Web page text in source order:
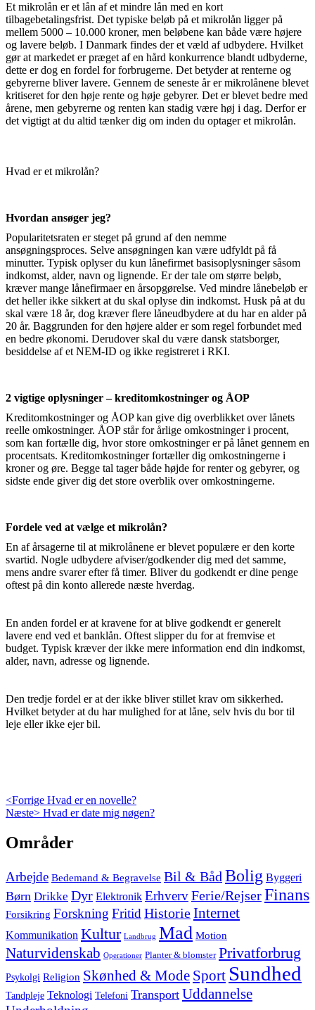
Et mikrolån er et lån af et mindre lån med en kort
tilbagebetalingsfrist. Det typiske beløb på et mikrolån ligger på
mellem 5000 – 10.000 kroner, men beløbene kan både være højere
og lavere beløb. I Danmark findes der et væld af udbydere. Hvilket
gør at markedet er præget af en hård konkurrence blandt udbyderne,
dette er dog en fordel for forbrugerne. Det betyder at renterne og
gebyrerne bliver lavere. Gennem de seneste år er mikrolånene blevet
kritiseret for den høje rente og høje gebyrer. Det er blevet bedre med
årene, men gebyrerne og renten kan stadig være høj i dag. Derfor er
det vigtigt at du altid tænker dig om inden du optager et mikrolån.
Hvad er et mikrolån?
Hvordan ansøger jeg?
Popularitetsraten er steget på grund af den nemme
ansøgningsproces. Selve ansøgningen kan være udfyldt på få
minutter. Typisk oplyser du kun lånefirmet basisoplysninger såsom
indkomst, alder, navn og lignende. Er der tale om større beløb,
kræver mange lånefirmaer en årsopgørelse. Ved mindre lånebeløb er
det heller ikke sikkert at du skal oplyse din indkomst. Husk på at du
skal være 18 år, dog kræver flere låneudbydere at du har en alder på
20 år. Baggrunden for den højere alder er som regel forbundet med
en bedre økonomi. Derudover skal du være dansk statsborger,
besiddelse af et NEM-ID og ikke registreret i RKI.
2 vigtige oplysninger – kreditomkostninger og ÅOP
Kreditomkostninger og ÅOP kan give dig overblikket over lånets
reelle omkostninger. ÅOP står for årlige omkostninger i procent,
som kan fortælle dig, hvor store omkostninger er på lånet gennem en
procentsats. Kreditomkostninger fortæller dig omkostningerne i
kroner og øre. Begge tal tager både højde for renter og gebyrer, og
sidste ende giver dig det store overblik over omkostningerne.
Fordele ved at vælge et mikrolån?
En af årsagerne til at mikrolånene er blevet populære er den korte
svartid. Nogle udbydere afviser/godkender dig med det samme,
mens andre svarer efter få timer. Bliver du godkendt er dine penge
oftest på din konto allerede næste hverdag.
En anden fordel er at kravene for at blive godkendt er generelt
lavere end ved et banklån. Oftest slipper du for at fremvise et
budget. Typisk kræver der ikke mere information end din indkomst,
alder, navn, adresse og lignende.
Den tredje fordel er at der ikke bliver stillet krav om sikkerhed.
Hvilket betyder at du har mulighed for at låne, selv hvis du bor til
leje eller ikke ejer bil.
Indlægsnavigation
<Forrige Previous
post:
Hvad er en novelle?
Næste> Next
Hvad er date mig nøgen?
Skip
to
Områder
Arbejde Bedemand & Begravelse Bil & Båd Bolig Byggeri
Børn Drikke Dyr Elektronik ErhvervFerie/RejserFinans
Forsikring Forskning Fritid HistorieInternet
Kommunikation Kultur Landbrug Mad Motion
Naturvidenskab Operationer Planter & blomster Privatforbrug
Psykolgi Religion Skønhed & Mode Sport Sundhed
Tandpleje Teknologi Telefoni Transport Uddannelse